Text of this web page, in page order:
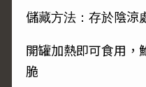
儲藏方法：存於陰涼
開罐加熱即可食用，
脆